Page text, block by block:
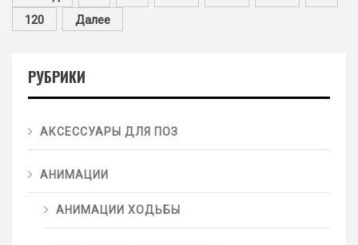
120
Далее
РУБРИКИ
АКСЕССУАРЫ ДЛЯ ПОЗ
АНИМАЦИИ
АНИМАЦИИ ХОДЬБЫ